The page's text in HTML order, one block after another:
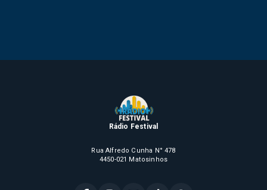
Rádio Festival
Rua Alfredo Cunha N° 478
4450-021 Matosinhos